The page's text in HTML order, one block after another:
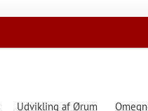
Udvikling af Ørum